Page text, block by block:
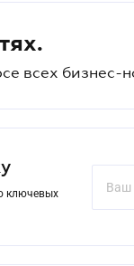
всех бизнес-
ключевых